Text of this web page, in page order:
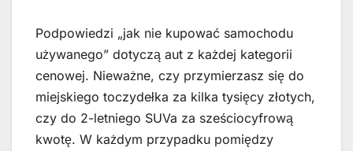
Podpowiedzi „jak nie kupować samochodu
używanego” dotyczą aut z każdej kategorii
cenowej. Nieważne, czy przymierzasz się do
miejskiego toczydełka za kilka tysięcy złotych,
czy do 2-letniego SUVa za sześciocyfrową
kwotę. W każdym przypadku pomiędzy